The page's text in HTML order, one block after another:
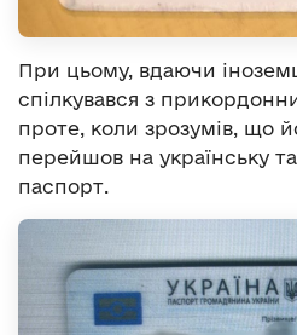
При цьому, вдаючи
спілкувався з
проте, коли зрозумів, що
перейшов на українську
паспорт.